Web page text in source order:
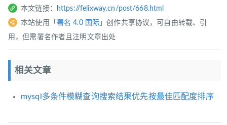
本文链接：
https://felixway.cn/post/668.html
本站使用「 署名 4.0 国际 」创作共享协议，可自由转载、引
用，但需署名作者且注明文章出处
相关文章
mysql多条件模糊查询搜索结果优先按最佳匹配度排序